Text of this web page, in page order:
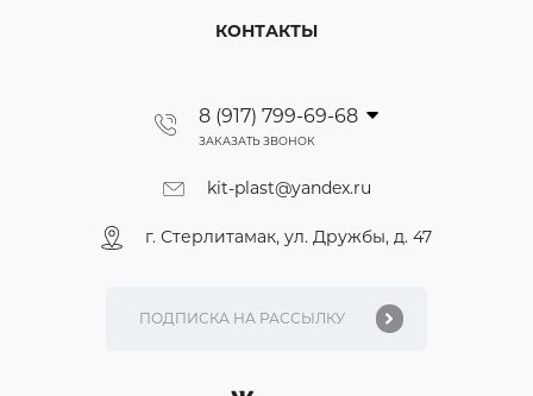
КОНТАКТЫ
8 (917) 799-69-68
ЗАКАЗАТЬ ЗВОНОК
kit-plast@yandex.ru
г. Стерлитамак, ул. Дружбы, д. 47